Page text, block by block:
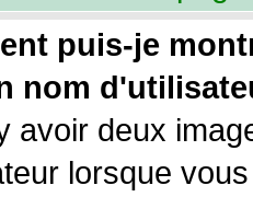
puis-je
nom
avoir deux
lorsque